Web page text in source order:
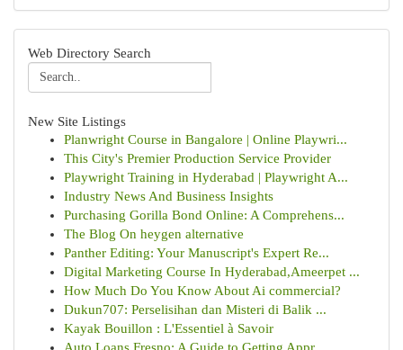
Web Directory Search
New Site Listings
Planwright Course in Bangalore | Online Playwri...
This City's Premier Production Service Provider
Playwright Training in Hyderabad | Playwright A...
Industry News And Business Insights
Purchasing Gorilla Bond Online: A Comprehens...
The Blog On heygen alternative
Panther Editing: Your Manuscript's Expert Re...
Digital Marketing Course In Hyderabad,Ameerpet ...
How Much Do You Know About Ai commercial?
Dukun707: Perselisihan dan Misteri di Balik ...
Kayak Bouillon : L'Essentiel à Savoir